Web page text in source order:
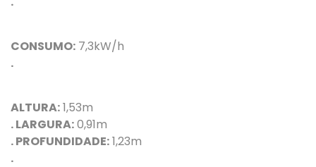
CONSUMO: 7,3kW/h
.
ALTURA:1,53m
. LARGURA:0,91m
. PROFUNDIDADE:1,23m
.